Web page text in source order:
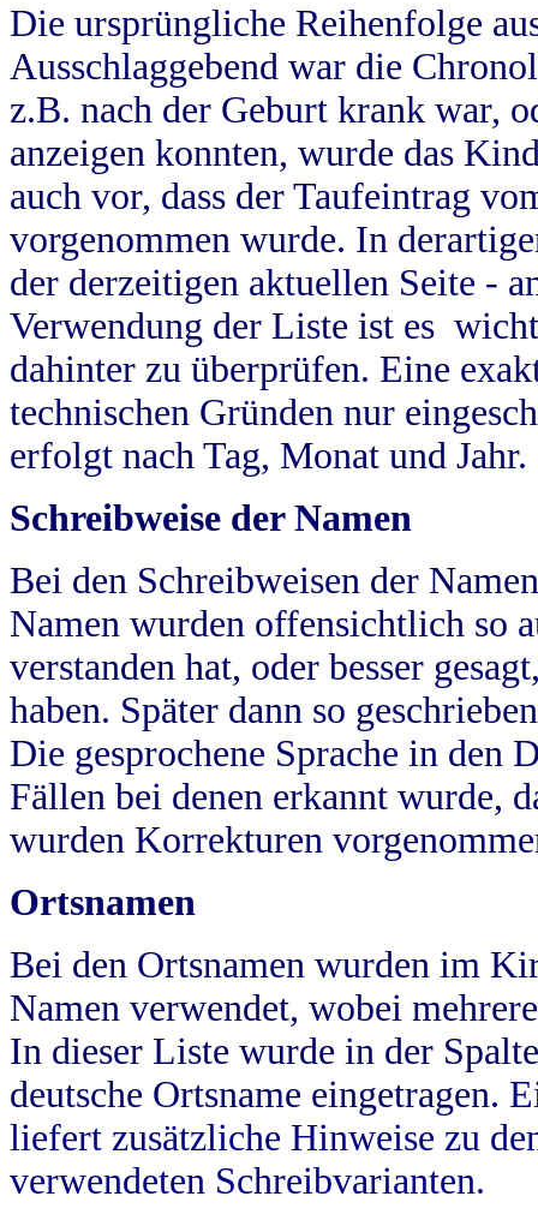
Die ursprüngliche Reihenfolge
Ausschlaggebend war die
z.B. nach der Geburt krank war,
anzeigen konnten, wurde das
auch vor, dass der Taufeintrag
vorgenommen wurde. In
der derzeitigen aktuellen Seite -
Verwendung der Liste ist es
dahinter zu überprüfen. Eine
technischen Gründen nur
erfolgt nach Tag, Monat und Jahr.
Schreibweise der Namen
Bei den Schreibweisen der
Namen wurden offensichtlich so
verstanden hat, oder besser
haben. Später dann so
Die gesprochene Sprache in
Fällen bei denen erkannt wurde,
wurden Korrekturen
Ortsnamen
Bei den Ortsnamen wurden im
Namen verwendet, wobei
In dieser Liste wurde in der
deutsche Ortsname eingetragen.
liefert zusätzliche Hinweise zu
verwendeten Schreibvarianten.